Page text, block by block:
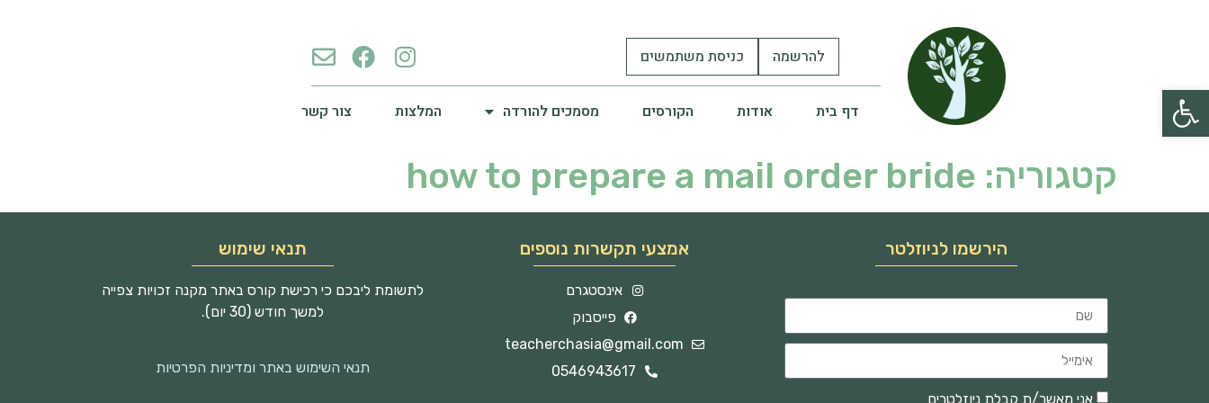
פתח סרגל נגישות
להרשמה כניסת משתמשים
דף בית אודות הקורסים מסמכים להורדה המלצות צור קשר
קטגוריה: how to prepare a mail order bride
הירשמו לניוזלטר
אני מאשר/ת קבלת ניוזלטרים
אמצעי תקשרות נוספים
אינסטגרם
פייסבוק
teacherchasia@gmail.com
0546943617
תנאי שימוש
לתשומת ליבכם כי רכישת קורס באתר מקנה זכויות צפייה
למשך חודש (30 יום).
תנאי השימוש באתר ומדיניות הפרטיות